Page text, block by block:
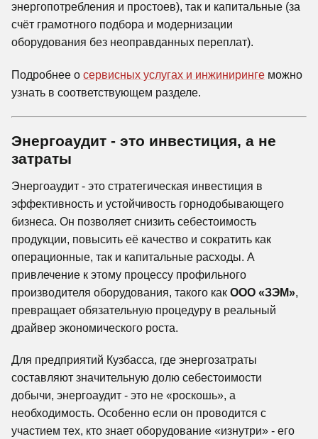
энергопотребления и простоев), так и капитальные (за
счёт грамотного подбора и модернизации
оборудования без неоправданных переплат).
Подробнее о сервисных услугах и инжиниринге можно
узнать в соответствующем разделе.
Энергоаудит - это инвестиция, а не
затраты
Энергоаудит - это стратегическая инвестиция в
эффективность и устойчивость горнодобывающего
бизнеса. Он позволяет снизить себестоимость
продукции, повысить её качество и сократить как
операционные, так и капитальные расходы. А
привлечение к этому процессу профильного
производителя оборудования, такого как ООО «ЗЭМ»,
превращает обязательную процедуру в реальный
драйвер экономического роста.
Для предприятий Кузбасса, где энергозатраты
составляют значительную долю себестоимости
добычи, энергоаудит - это не «роскошь», а
необходимость. Особенно если он проводится с
участием тех, кто знает оборудование «изнутри» - его